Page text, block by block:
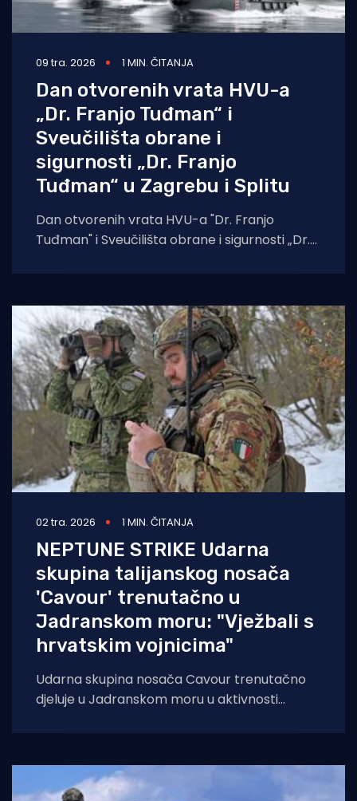
09 tra. 2026 1 MIN. ČITANJA
Dan otvorenih vrata HVU-a
„Dr. Franjo Tuđman“ i
Sveučilišta obrane i
sigurnosti „Dr. Franjo
Tuđman“ u Zagrebu i Splitu
Dan otvorenih vrata HVU-a "Dr. Franjo
Tuđman" i Sveučilišta obrane i sigurnosti „Dr.
02 tra. 2026 1 MIN. ČITANJA
NEPTUNE STRIKE Udarna
skupina talijanskog nosača
'Cavour' trenutačno u
Jadranskom moru: "Vježbali s
hrvatskim vojnicima"
Udarna skupina nosača Cavour trenutačno
djeluje u Jadranskom moru u aktivnosti
“Eugen Kvaternik” kod